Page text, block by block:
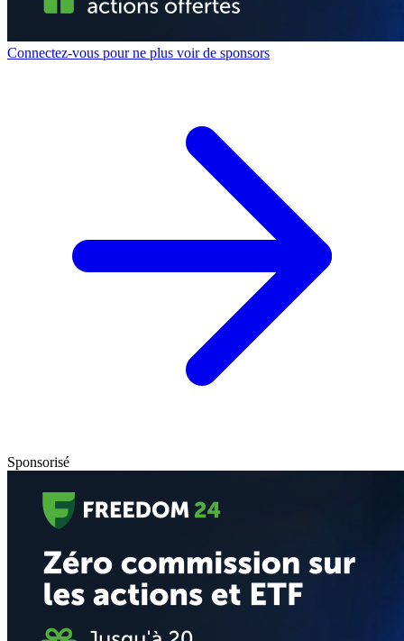
Connectez-vous pour ne plus voir de sponsors
Sponsorisé